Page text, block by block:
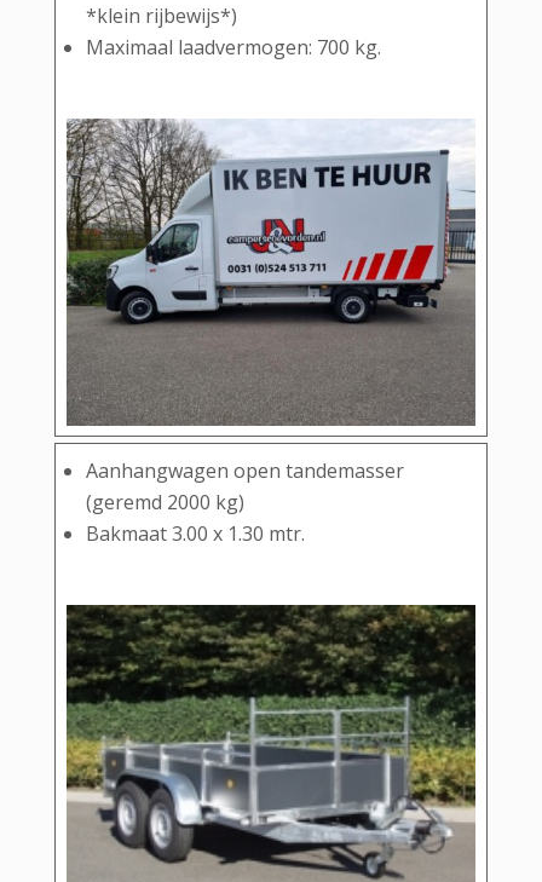
*klein rijbewijs*)
Maximaal laadvermogen: 700 kg.
Aanhangwagen open tandemasser
(geremd 2000 kg)
Bakmaat 3.00 x 1.30 mtr.